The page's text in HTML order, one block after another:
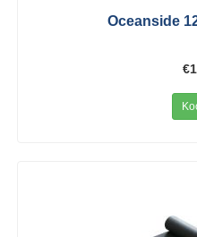
Oceanside